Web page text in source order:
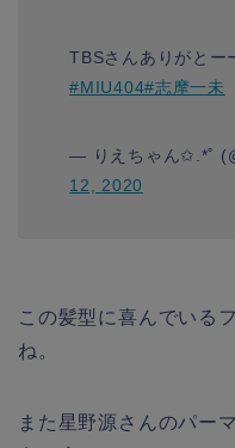
TBSさんありがとー
#MIU404#志摩一未
— りえちゃん✩.*˚
12, 2020
この髪型に喜んでいる
ね。
また星野源さんのパー